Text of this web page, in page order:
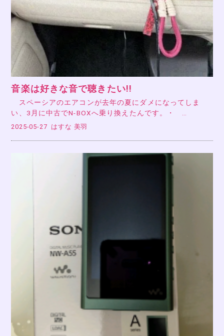
音楽は好きな音で聴きたい!!
スペーシアのエアコンが去年の夏にダメになってしま
い、3月に中古でN-BOXへ乗り換えたんです。・ …
2025-05-27 はすな 美羽